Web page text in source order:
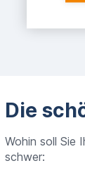
Die
Wohin soll Sie
schwer: